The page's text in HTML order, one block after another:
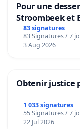
Pour une
Stroombeek et
bediening van
Voor
83 signatures
83 Signatures / 7
3 Aug 2026
Obtenir justice
1 033 signatures
55 Signatures / 7
22 Jul 2026